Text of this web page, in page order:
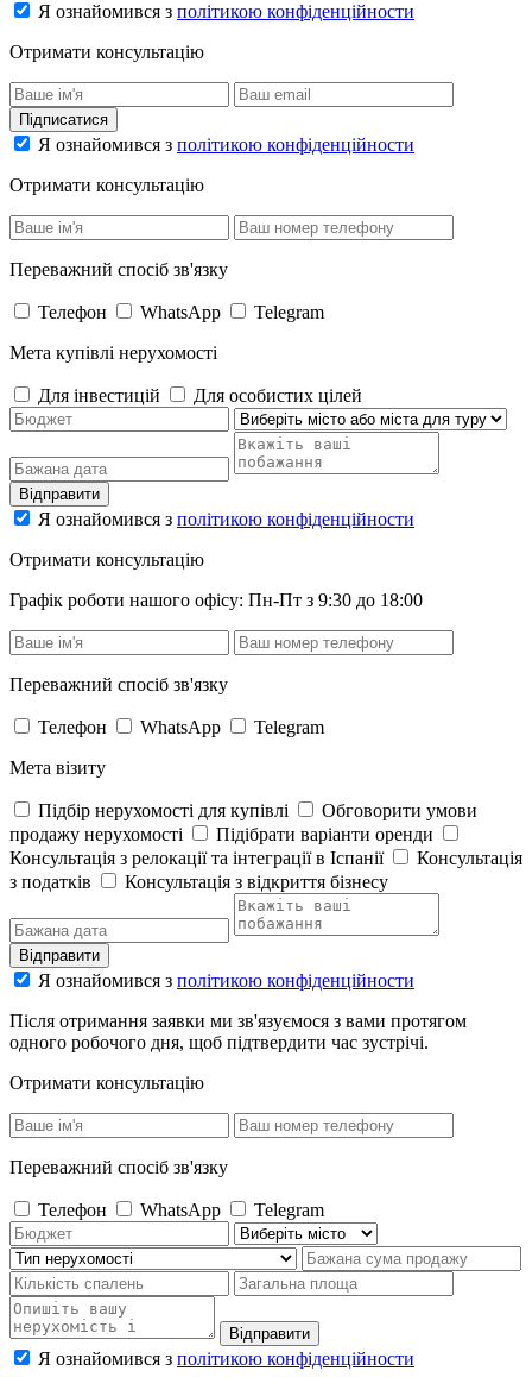
Я ознайомився з політикою конфіденційности
Отримати консультацію
Підписатися
Я ознайомився з політикою конфіденційности
Отримати консультацію
Переважний спосіб зв'язку
Телефон WhatsApp
Telegram
Мета купівлі нерухомості
Для інвестицій Для особистих цілей
Відправити
Я ознайомився з політикою конфіденційности
Отримати консультацію
Графік роботи нашого офісу: Пн-Пт з 9:30 до 18:00
Переважний спосіб зв'язку
Телефон WhatsApp
Telegram
Мета візиту
Підбір нерухомості для купівлі
Обговорити умови
продажу нерухомості
Підібрати варіанти оренди
Консультація з релокації та інтеграції в Іспанії
Консультація
з податків
Консультація з відкриття бізнесу
Відправити
Я ознайомився з політикою конфіденційности
Після отримання заявки ми зв'язуємося з вами протягом
одного робочого дня, щоб підтвердити час зустрічі.
Отримати консультацію
Переважний спосіб зв'язку
Телефон WhatsApp Telegram
Відправити
Я ознайомився з політикою конфіденційности